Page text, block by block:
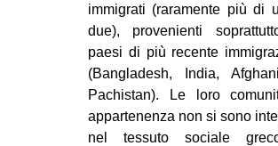
immigrati (raramente più di
due), provenienti
paesi di più recente
(Bangladesh, India,
Pachistan). Le loro
appartenenza non si sono
nel tessuto sociale